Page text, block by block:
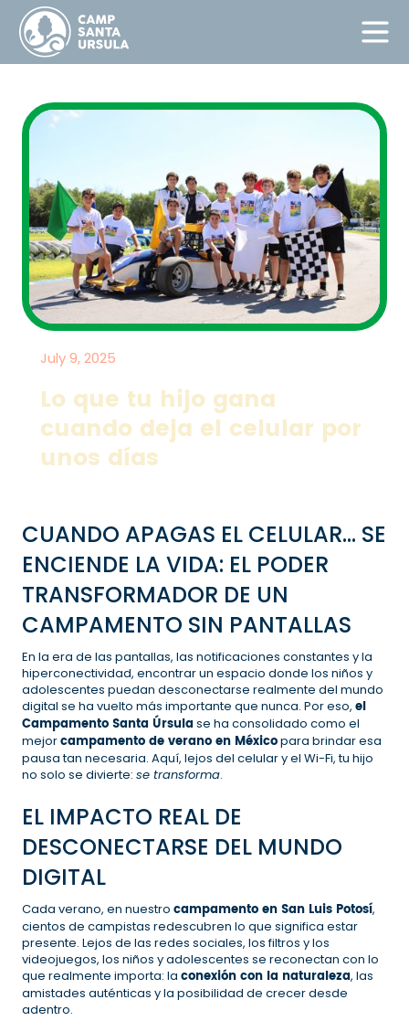
July 9, 2025
Lo que tu hijo gana
cuando deja el celular por
unos días
CUANDO APAGAS EL CELULAR… SE
ENCIENDE LA VIDA: EL PODER
TRANSFORMADOR DE UN
CAMPAMENTO SIN PANTALLAS
En la era de las pantallas, las notificaciones constantes y la
hiperconectividad, encontrar un espacio donde los niños y
adolescentes puedan desconectarse realmente del mundo
digital se ha vuelto más importante que nunca. Por eso, el
Campamento Santa Úrsulase ha consolidado como el
mejorcampamento de verano en Méxicopara brindar esa
pausa tan necesaria. Aquí, lejos del celular y el Wi-Fi, tu hijo
no solo se divierte: se transforma.
EL IMPACTO REAL DE
DESCONECTARSE DEL MUNDO
DIGITAL
Cada verano, en nuestro campamento en San Luis Potosí,
cientos de campistas redescubren lo que significa estar
presente. Lejos de las redes sociales, los filtros y los
videojuegos, los niños y adolescentes se reconectan con lo
que realmente importa: la conexión con la naturaleza, las
amistades auténticas y la posibilidad de crecer desde
adentro.